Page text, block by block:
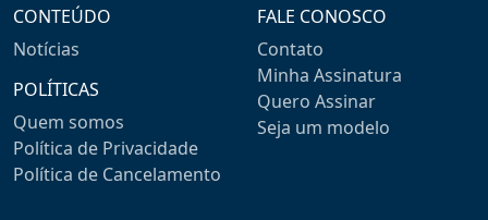
CONTEÚDO
Notícias
POLÍTICAS
Quem somos
Política de Privacidade
Política de Cancelamento
FALE CONOSCO
Contato
Minha Assinatura
Quero Assinar
Seja um modelo